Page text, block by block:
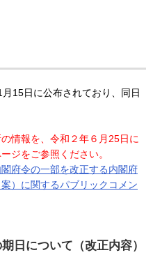
15日に公布されており、同日
情報を、令和２年６月25日に
ジをご参照ください。
府令の一部を改正する内閣府
）に関するパブリックコメン
日について（改正内容）